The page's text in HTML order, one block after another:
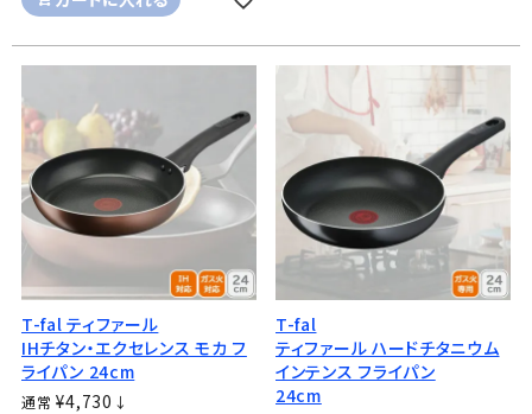
T-fal ティファール
IHチタン・エクセレンス モカ フ
ライパン 24cm
通常 ¥4,730 ↓
T-fal
ティファール ハードチタニウム
インテンス フライパン
24cm